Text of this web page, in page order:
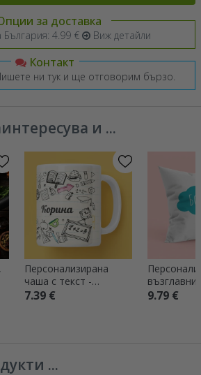
за доставка
4.99 € Виж детайли
Контакт
въпроси? Пишете ни тук и ще отговорим бързо.
и ...
Персонализирана
чаша с текст -
Учители
7.39 € 9.79 €
...